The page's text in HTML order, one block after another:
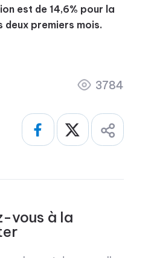
est de 14,6% pour la
premiers mois.
3784
vous à la